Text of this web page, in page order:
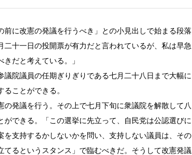
に改憲の発議を行うべき」との小見出しで始まる段落
十一日の投開票が有力だと言われているが、私は早急
だと考えている。」
院議員の任期ぎりぎりである七月二十八日まで大幅に
ことができる。
発議を行う。その上で七月下旬に衆議院を解散して八
できる。「この選挙に先立って、自民党は公認選びに
支持するかしないかを問い、支持しない議員は、その
るというスタンス」で臨むべきだ。そうして改憲発議